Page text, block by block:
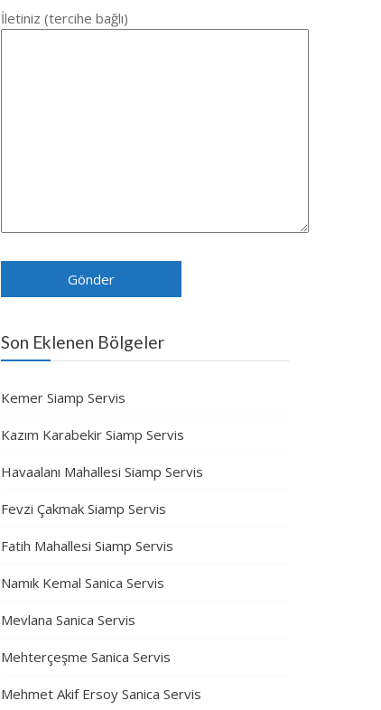
İletiniz (tercihe bağlı)
Son Eklenen Bölgeler
Kemer Siamp Servis
Kazım Karabekir Siamp Servis
Havaalanı Mahallesi Siamp Servis
Fevzi Çakmak Siamp Servis
Fatih Mahallesi Siamp Servis
Namık Kemal Sanica Servis
Mevlana Sanica Servis
Mehterçeşme Sanica Servis
Mehmet Akif Ersoy Sanica Servis